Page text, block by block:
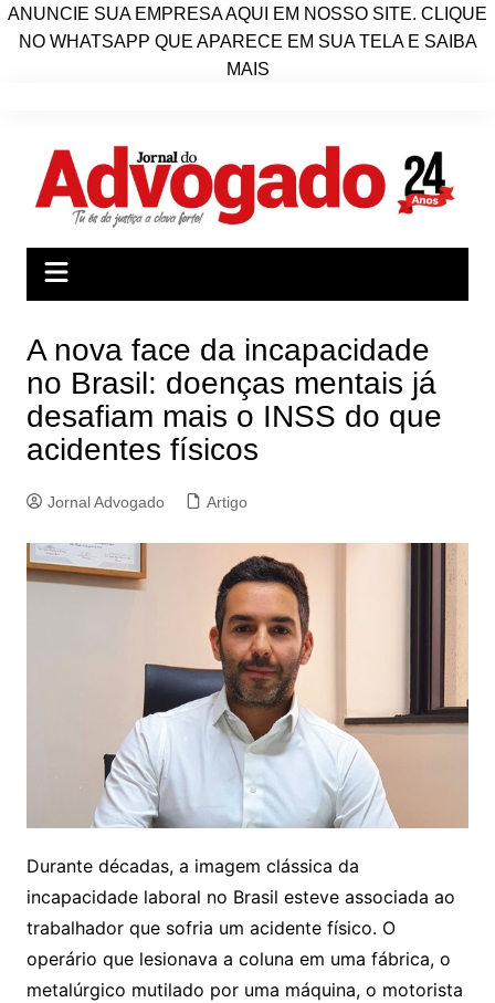
ANUNCIE SUA EMPRESA AQUI EM NOSSO SITE. CLIQUE
NO WHATSAPP QUE APARECE EM SUA TELA E SAIBA
MAIS
conteúdo
A nova face da incapacidade
no Brasil: doenças mentais já
desafiam mais o INSS do que
acidentes físicos
Jornal Advogado Artigo
Durante décadas, a imagem clássica da
incapacidade laboral no Brasil esteve associada ao
trabalhador que sofria um acidente físico. O
operário que lesionava a coluna em uma fábrica, o
metalúrgico mutilado por uma máquina, o motorista